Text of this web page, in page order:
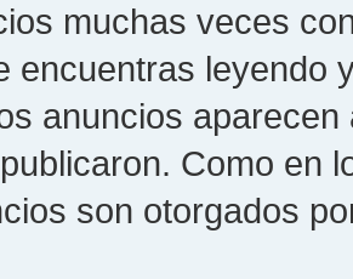
muchas veces
encuentras leyendo
anuncios
Como en
son otorgados